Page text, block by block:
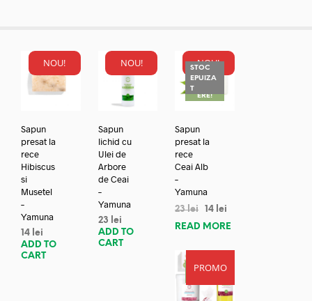
NOU!
Sapun
presat la
rece
Hibiscus
si
Musetel
–
Yamuna
14 lei
ADD TO
CART
NOU!
Sapun
lichid cu
Ulei de
Arbore
de Ceai
–
Yamuna
23
lei
ADD TO
CART
NOU!
STOC
EPUIZA
TREDUC
ERE!
Sapun
presat la
rece
Ceai Alb
–
Yamuna
23lei 14 lei
READ MORE
PROMO
REDUC